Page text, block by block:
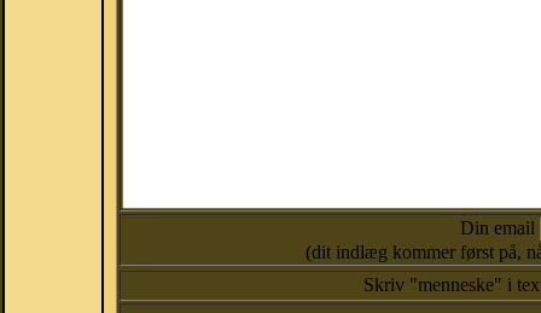
Din email
(dit indlæg kommer først på,
Skriv "menneske" i